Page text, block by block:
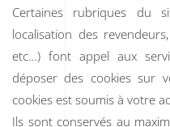
Certaines rubriques du
localisation des
etc…) font appel aux
déposer des cookies sur
cookies est soumis à votre
Ils sont conservés au